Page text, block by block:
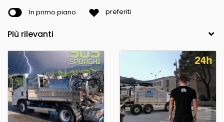
In primo piano preferiti